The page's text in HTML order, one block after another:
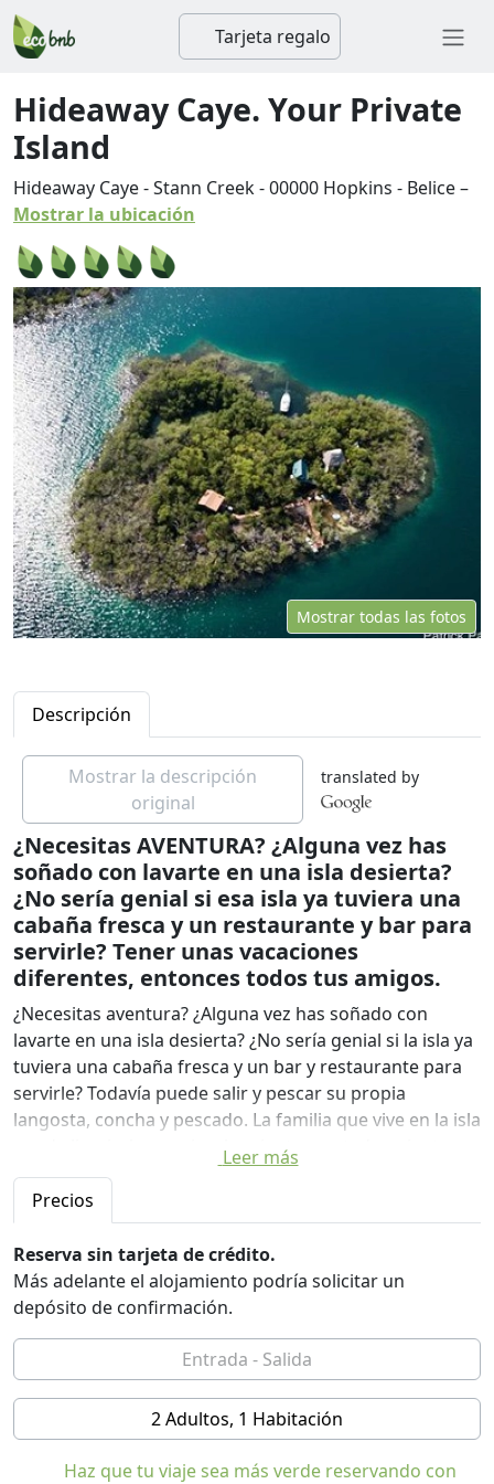
Tarjeta regalo
Hideaway Caye. Your Private
Island
Hideaway Caye - Stann Creek-00000 Hopkins - Belice–
Mostrar la ubicación
Mostrar todas las fotos
Descripción
Mostrar la descripción
original
translated by
¿Necesitas AVENTURA? ¿Alguna vez has
soñado con lavarte en una isla desierta?
¿No sería genial si esa isla ya tuviera una
cabaña fresca y un restaurante y bar para
servirle? Tener unas vacaciones
diferentes, entonces todos tus amigos.
¿Necesitas aventura? ¿Alguna vez has soñado con
lavarte en una isla desierta? ¿No sería genial si la isla ya
tuviera una cabaña fresca y un bar y restaurante para
servirle? Todavía puede salir y pescar su propia
langosta, concha y pescado. La familia que vive en la isla
puede limpiarlo y cocinarlo mientras usted se sienta en
una hamaca y bebe un ponche de ron. Nos aseguramos
de que siempre recuerdes esta experiencia. Tener unas
vacaciones diferentes, entonces todos tus amigos.
¡ES HORA DE DESENCHUFAR! Hideaway Caye es una
hermosa isla de manglares aislada en medio de uno de
los arrecifes más vírgenes del Caribe. La isla se
mantiene en su estado natural. Pasarelas elevadas de
viento en toda la isla. Su estadía en Hideaway Caye es
única porque serán los únicos huéspedes que se
hospedarán en la isla. La cabaña es como una casa en el
Leer más
Precios
Reserva sin tarjeta de crédito.
Más adelante el alojamiento podría solicitar un
depósito de confirmación.
2 Adultos, 1 Habitación
Haz que tu viaje sea más verde reservando con